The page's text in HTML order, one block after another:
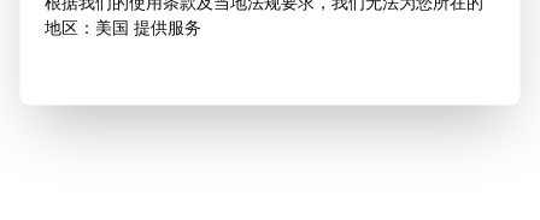
地区：美国 提供服务